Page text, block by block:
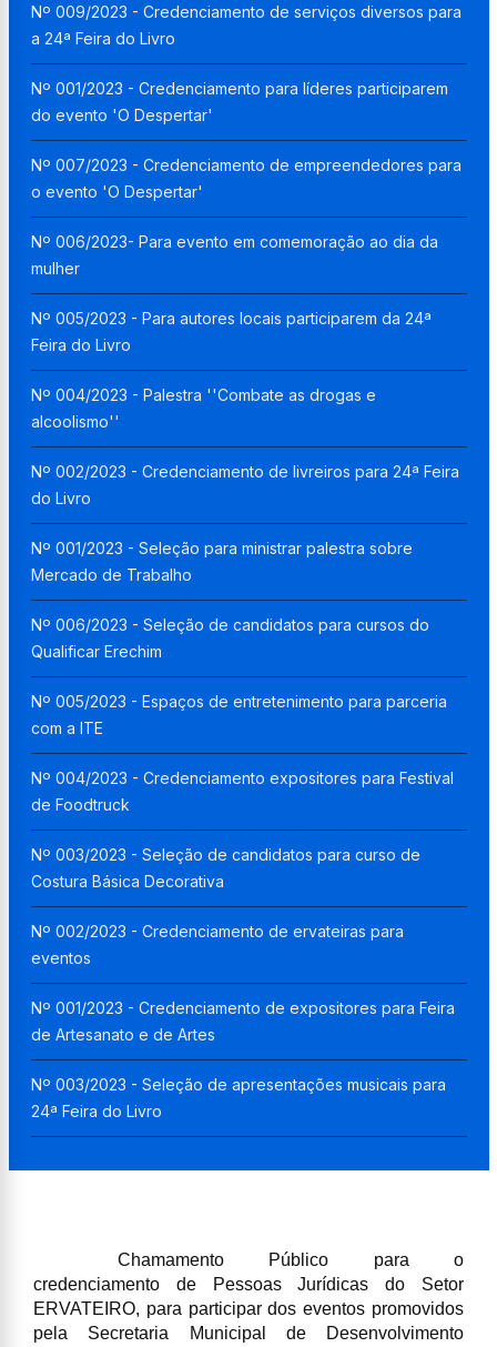
Nº 009/2023 - Credenciamento de serviços diversos para
a 24ª Feira do Livro
Nº 001/2023 - Credenciamento para líderes participarem
do evento 'O Despertar'
Nº 007/2023 - Credenciamento de empreendedores para
o evento 'O Despertar'
Nº 006/2023- Para evento em comemoração ao dia da
mulher
Nº 005/2023 - Para autores locais participarem da 24ª
Feira do Livro
Nº 004/2023 - Palestra ''Combate as drogas e
alcoolismo''
Nº 002/2023 - Credenciamento de livreiros para 24ª Feira
do Livro
Nº 001/2023 - Seleção para ministrar palestra sobre
Mercado de Trabalho
Nº 006/2023 - Seleção de candidatos para cursos do
Qualificar Erechim
Nº 005/2023 - Espaços de entretenimento para parceria
com a ITE
Nº 004/2023 - Credenciamento expositores para Festival
de Foodtruck
Nº 003/2023 - Seleção de candidatos para curso de
Costura Básica Decorativa
Nº 002/2023 - Credenciamento de ervateiras para
eventos
Nº 001/2023 - Credenciamento de expositores para Feira
de Artesanato e de Artes
Nº 003/2023 - Seleção de apresentações musicais para
24ª Feira do Livro
Chamamento Público para o
credenciamento de Pessoas Jurídicas do Setor
ERVATEIRO, para participar dos eventos promovidos
pela Secretaria Municipal de Desenvolvimento